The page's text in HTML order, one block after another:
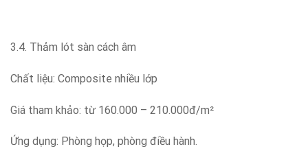
3.4. Thảm lót sàn cách âm
Chất liệu: Composite nhiều lớp
Giá tham khảo: từ 160.000 – 210.000đ/m²
Ứng dụng: Phòng họp, phòng điều hành.